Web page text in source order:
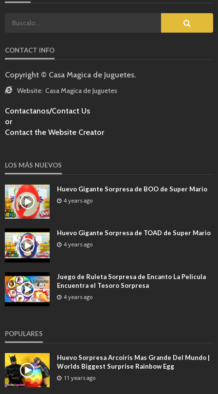
CONTACT INFO
Copyright © Casa Magica de Juguetes.
Website: Casa Magica de Juguetes
Contactanos/Contact Us
or
Contact the Website Creator
LOS MÁS NUEVOS
Huevo Gigante Sorpresa de BOO de Super Mario
4 years ago
Huevo Gigante Sorpresa de TOAD de Super Mario
4 years ago
Juego de Ruleta Sorpresa de Encanto La Pelicula
Encuentra el Tesoro Sorpresa
4 years ago
POPULARES
Huevo Sorpresa Arcoiris Mas Grande Del Mundo |
Worlds Biggest Surprise Rainbow Egg
11 years ago